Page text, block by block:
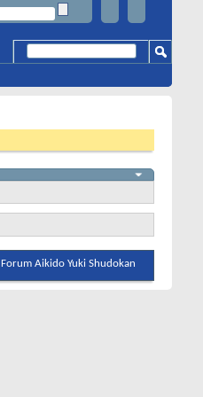
Forum Aikido Yuki Shudokan